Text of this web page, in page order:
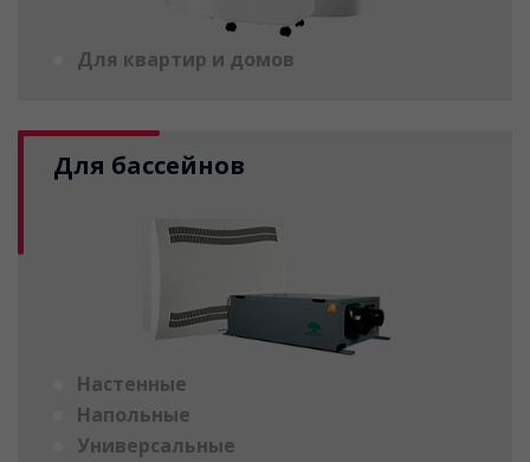
Для квартир и домов
Для бассейнов
Настенные
Напольные
Универсальные